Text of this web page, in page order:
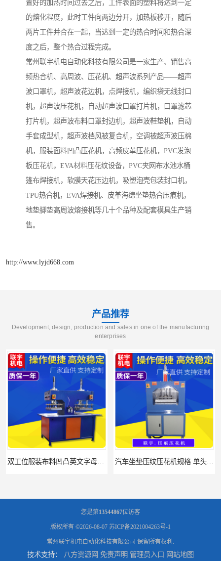
置好的加热时间过去之后，工件表面的塑料将达到一定
的熔化程度，此时工件向两边分开，加热板移开，随后
两片工件并合在一起，当达到一定的热合时间和热合深
度之后，整个热合过程完成。
常州联宇机电自动化科技有限公司是一家生产、销售高
频热合机、高周波、压花机、超声波系列产品——超声
波口罩机，超声波花边机，点焊接机，编织袋无线封口
机，超声波压花机，自动超声波口罩打片机，口罩滤芯
打片机，超声波布料口罩封边机，超声波鞋垫机，自动
手套成型机，超声波档风被复合机，空调被超声波压棉
机，服装面料凹凸压花机，高频皮革压花机，PVC发泡
板压花机，EVA材料压花纹设备，PVC夹网布水池水桶
篷布焊接机，软膜天花压边机，吸塑泡壳包装封口机，
TPU热合机，EVA焊接机、皮革海绵坐垫热合压痕机，
地垫脚垫高周波熔接机等几十个品种及配套模具生产销
售。
http://www.lyjd668.com
产品推荐
Development, design, production and sales in one of the manufacturing
enterprises
您是第13544867位访客
版权所有 ©2026-08-07 苏ICP备2021004263号-1
常州联宇机电自动化科技有限公司 保留所有权利.
技术支持： 八方资源网 免责声明 管理员入口 网站地图